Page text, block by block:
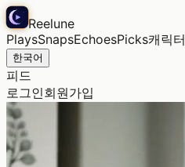
Reelune
PlaysSnapsEchoesPicks캐릭터
한국어
피드
로그인회원가입